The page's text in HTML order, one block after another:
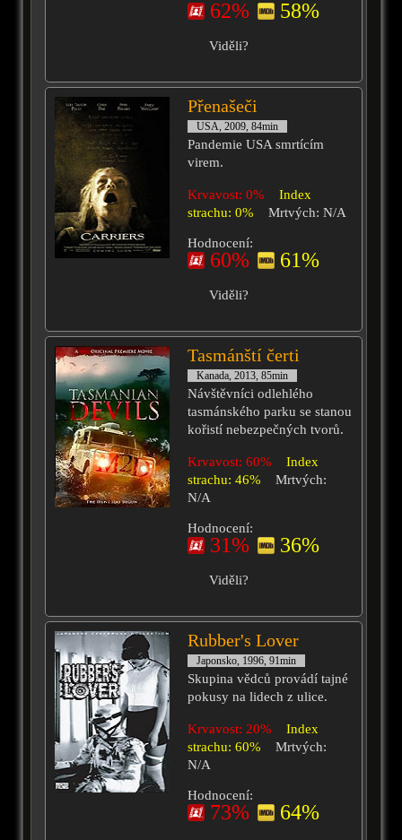
62% 58%
Viděli?
Přenašeči
USA, 2009, 84min
Pandemie USA smrtícím
virem.
Krvavost: 0%
Index
strachu: 0%
Mrtvých: N/A
Hodnocení:
60% 61%
Viděli?
Tasmánští čerti
Kanada, 2013, 85min
Návštěvníci odlehlého
tasmánského parku se stanou
kořistí nebezpečných tvorů.
Krvavost: 60%
Index
strachu: 46%
Mrtvých:
N/A
Hodnocení:
31% 36%
Viděli?
Rubber's Lover
Japonsko, 1996, 91min
Skupina vědců provádí tajné
pokusy na lidech z ulice.
Krvavost: 20%
Index
strachu: 60%
Mrtvých:
N/A
Hodnocení:
73% 64%